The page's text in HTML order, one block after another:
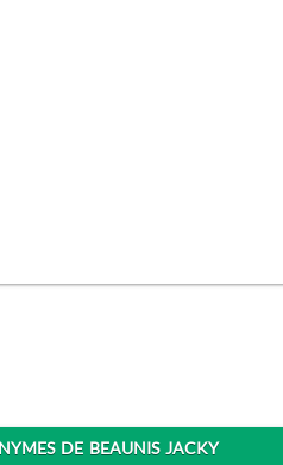
DE BEAUNIS JACKY